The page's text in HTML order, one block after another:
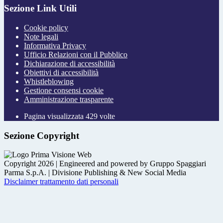
Sezione Link Utili
Cookie policy
Note legali
Informativa Privacy
Ufficio Relazioni con il Pubblico
Dichiarazione di accessibilità
Obiettivi di accessibilità
Whistleblowing
Gestione consensi cookie
Amministrazione trasparente
Pagina visualizzata 429 volte
Sezione Copyright
Copyright 2026 | Engineered and powered by Gruppo Spaggiari
Parma S.p.A. | Divisione Publishing & New Social Media
Disclaimer trattamento dati personali